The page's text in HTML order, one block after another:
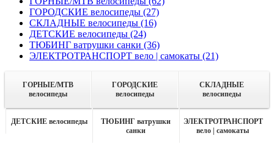
ГОРОДСКИЕ велосипеды (27)
СКЛАДНЫЕ велосипеды (16)
ДЕТСКИЕ велосипеды (24)
ТЮБИНГ ватрушки санки (36)
ЭЛЕКТРОТРАНСПОРТ вело | самокаты (21)
ГОРНЫЕ/MTB
велосипеды
ГОРОДСКИЕ
велосипеды
СКЛАДНЫЕ
велосипеды
ДЕТСКИЕ велосипеды
ТЮБИНГ ватрушки
санки
ЭЛЕКТРОТРАНСПОРТ
вело | самокаты